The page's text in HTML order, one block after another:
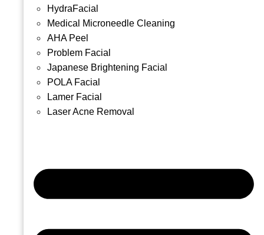
HydraFacial
Medical Microneedle Cleaning
AHA Peel
Problem Facial
Japanese Brightening Facial
POLA Facial
Lamer Facial
Laser Acne Removal